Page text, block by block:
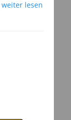
weiter lesen